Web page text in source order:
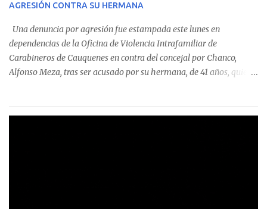
detectaron incumplimientos a la normativa vigente. El informe
precisa que la mayor cantidad de dinero apostado se registró en
Talca, donde...
AGRESIÓN CONTRA SU HERMANA
Una denuncia por agresión fue estampada este lunes en
dependencias de la Oficina de Violencia Intrafamiliar de
Carabineros de Cauquenes en contra del concejal por Chanco,
Alfonso Meza, tras ser acusado por su hermana, de 41 años, quien
relató que los hechos ocurrieron cerca de las 11:30 horas en el